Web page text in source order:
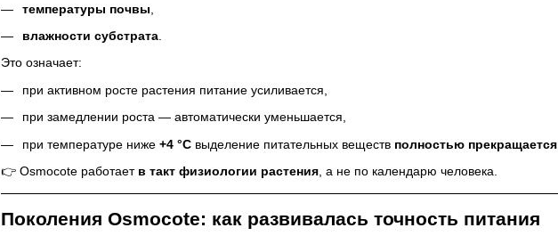
температуры почвы
влажности субстрата
Это означает:
при активном росте растения питание усиливается,
при замедлении роста — автоматически уменьшается,
при температуре ниже +4 °C выделение питательных веществ полностью прекращается
👉 Osmocote работает в такт физиологии растения , а не по календарю человека.
Поколения Osmocote: как развивалась точность питания